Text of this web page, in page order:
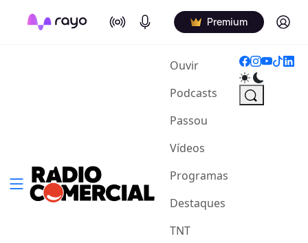
On Air Podcasts Premium Log in
Ouvir(current)
Podcasts
Passou
Vídeos
Programas
Destaques
TNT